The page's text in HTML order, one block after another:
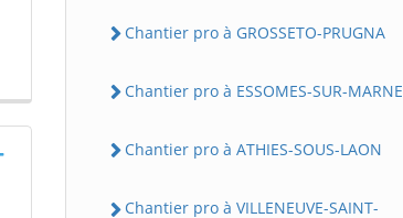
Chantier pro à GROSSETO-PRUGNA
Chantier pro à ESSOMES-SUR-MARNE
Chantier pro à ATHIES-SOUS-LAON
Chantier pro à VILLENEUVE-SAINT-